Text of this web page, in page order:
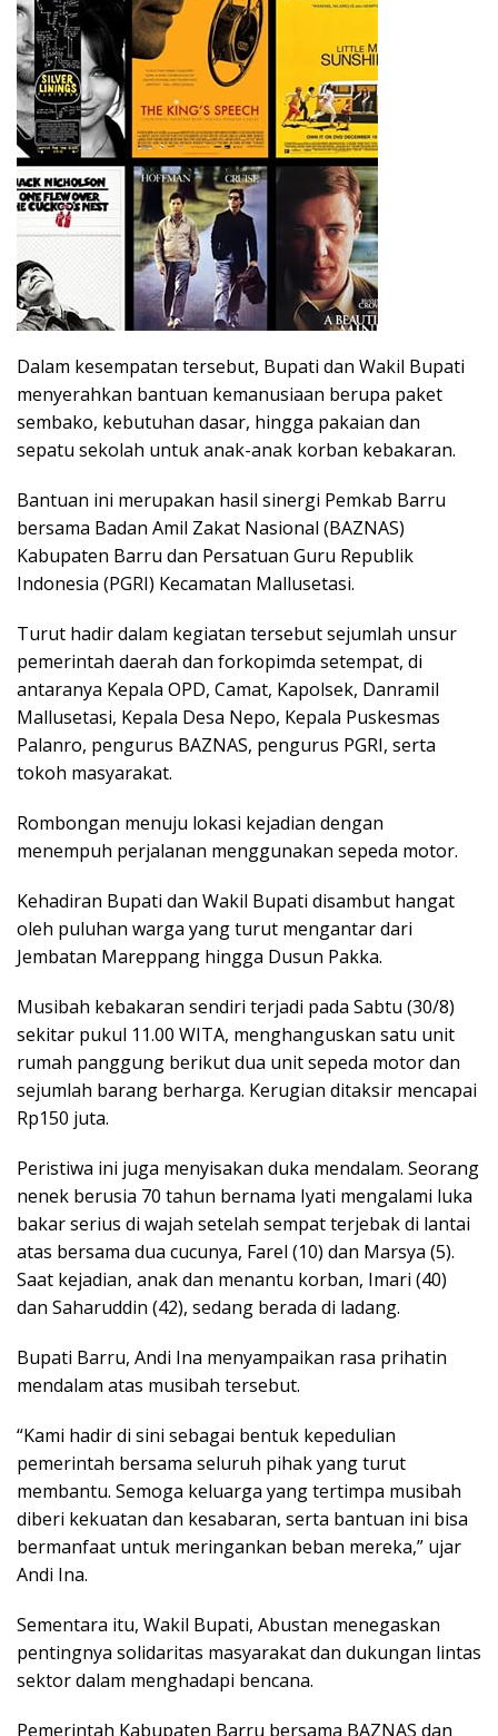
Dalam kesempatan tersebut, Bupati dan Wakil Bupati
menyerahkan bantuan kemanusiaan berupa paket
sembako, kebutuhan dasar, hingga pakaian dan
sepatu sekolah untuk anak-anak korban kebakaran.
Bantuan ini merupakan hasil sinergi Pemkab Barru
bersama Badan Amil Zakat Nasional (BAZNAS)
Kabupaten Barru dan Persatuan Guru Republik
Indonesia (PGRI) Kecamatan Mallusetasi.
Turut hadir dalam kegiatan tersebut sejumlah unsur
pemerintah daerah dan forkopimda setempat, di
antaranya Kepala OPD, Camat, Kapolsek, Danramil
Mallusetasi, Kepala Desa Nepo, Kepala Puskesmas
Palanro, pengurus BAZNAS, pengurus PGRI, serta
tokoh masyarakat.
Rombongan menuju lokasi kejadian dengan
menempuh perjalanan menggunakan sepeda motor.
Kehadiran Bupati dan Wakil Bupati disambut hangat
oleh puluhan warga yang turut mengantar dari
Jembatan Mareppang hingga Dusun Pakka.
Musibah kebakaran sendiri terjadi pada Sabtu (30/8)
sekitar pukul 11.00 WITA, menghanguskan satu unit
rumah panggung berikut dua unit sepeda motor dan
sejumlah barang berharga. Kerugian ditaksir mencapai
Rp150 juta.
Peristiwa ini juga menyisakan duka mendalam. Seorang
nenek berusia 70 tahun bernama Iyati mengalami luka
bakar serius di wajah setelah sempat terjebak di lantai
atas bersama dua cucunya, Farel (10) dan Marsya (5).
Saat kejadian, anak dan menantu korban, Imari (40)
dan Saharuddin (42), sedang berada di ladang.
Bupati Barru, Andi Ina menyampaikan rasa prihatin
mendalam atas musibah tersebut.
“Kami hadir di sini sebagai bentuk kepedulian
pemerintah bersama seluruh pihak yang turut
membantu. Semoga keluarga yang tertimpa musibah
diberi kekuatan dan kesabaran, serta bantuan ini bisa
bermanfaat untuk meringankan beban mereka,” ujar
Andi Ina.
Sementara itu, Wakil Bupati, Abustan menegaskan
pentingnya solidaritas masyarakat dan dukungan lintas
sektor dalam menghadapi bencana.
Pemerintah Kabupaten Barru bersama BAZNAS dan